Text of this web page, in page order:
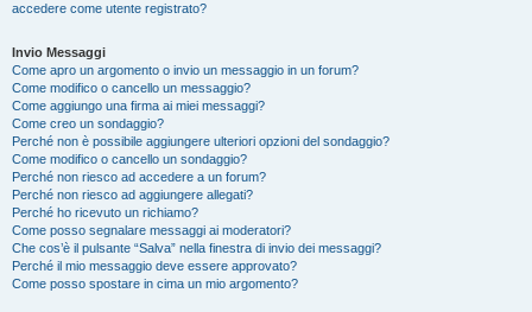
accedere come utente registrato?
Invio Messaggi
Come apro un argomento o invio un messaggio in un forum?
Come modifico o cancello un messaggio?
Come aggiungo una firma ai miei messaggi?
Come creo un sondaggio?
Perché non è possibile aggiungere ulteriori opzioni del sondaggio?
Come modifico o cancello un sondaggio?
Perché non riesco ad accedere a un forum?
Perché non riesco ad aggiungere allegati?
Perché ho ricevuto un richiamo?
Come posso segnalare messaggi ai moderatori?
Che cos’è il pulsante “Salva” nella finestra di invio dei messaggi?
Perché il mio messaggio deve essere approvato?
Come posso spostare in cima un mio argomento?